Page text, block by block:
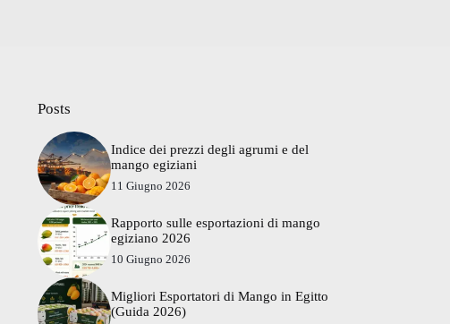
Posts
Indice dei prezzi degli agrumi e del
mango egiziani
11 Giugno 2026
Rapporto sulle esportazioni di mango
egiziano 2026
10 Giugno 2026
Migliori Esportatori di Mango in Egitto
(Guida 2026)